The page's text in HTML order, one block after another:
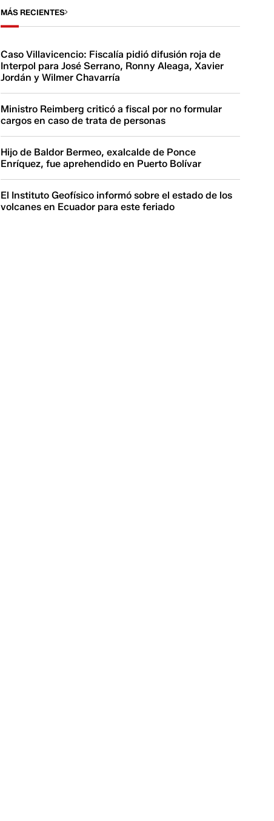
MÁS RECIENTES
Caso Villavicencio: Fiscalía pidió difusión roja de
Interpol para José Serrano, Ronny Aleaga, Xavier
Jordán y Wilmer Chavarría
Ministro Reimberg criticó a fiscal por no formular
cargos en caso de trata de personas
Hijo de Baldor Bermeo, exalcalde de Ponce
Enríquez, fue aprehendido en Puerto Bolívar
El Instituto Geofísico informó sobre el estado de los
volcanes en Ecuador para este feriado